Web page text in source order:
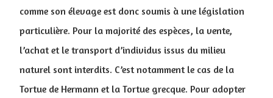
comme son élevage est donc soumis à une législation
particulière. Pour la majorité des espèces, la vente,
l’achat et le transport d’individus issus du milieu
naturel sont interdits. C’est notamment le cas de la
Tortue de Hermann et la Tortue grecque. Pour adopter